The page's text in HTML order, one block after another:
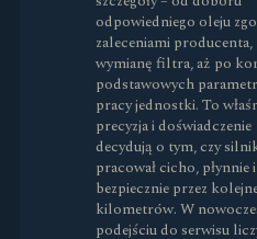
odpowiedniego oleju
zaleceniami producenta,
wymianę filtra, aż po
podstawowych
pracy jednostki. To
precyzja i doświadczenie
decydują o tym, czy
pracował cicho, płynnie i
bezpiecznie przez
kilometrów. W
podejściu do serwisu